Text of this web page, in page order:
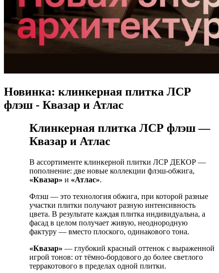
Новинка: клинкерная плитка ЛСР
флэш - Квазар и Атлас
Клинкерная плитка ЛСР флэш —
Квазар и Атлас
В ассортименте клинкерной плитки ЛСР ДЕКОР —
пополнение: две новые коллекции флэш-обжига,
«Квазар» и «Атлас».
Флэш — это технология обжига, при которой разные
участки плитки получают разную интенсивность
цвета. В результате каждая плитка индивидуальна, а
фасад в целом получает живую, неоднородную
фактуру — вместо плоского, одинакового тона.
«Квазар» — глубокий красный оттенок с выраженной
игрой тонов: от тёмно-бордового до более светлого
терракотового в пределах одной плитки.